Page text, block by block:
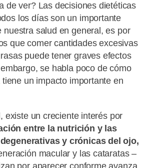
de ver? Las decisiones dietéticas
los días son un importante
nuestra salud en general, es por
que comer cantidades excesivas
puede tener graves efectos
se habla poco de cómo
un impacto importante en
existe un creciente interés por
entre la nutrición y las
y crónicas del ojo,
macular y las cataratas –
por aparecer conforme avanza